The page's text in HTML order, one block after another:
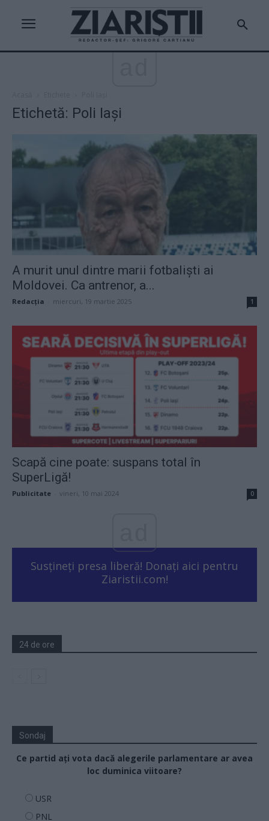
Etichetă: Poli Iași
A murit unul dintre marii fotbaliști ai
Moldovei. Ca antrenor, a...
Redacţia miercuri, 19 martie 2025 1
Scapă cine poate: suspans total în
SuperLigă!
Publicitate vineri, 10 mai 2024 0
Susțineți presa liberă! Donați aici pentru
Ziaristii.com!
24 de ore
Sondaj
Ce partid ați vota dacă alegerile parlamentare ar avea
loc duminica viitoare?
USR
PNL